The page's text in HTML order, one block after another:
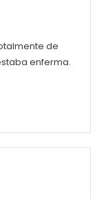
de
enferma.